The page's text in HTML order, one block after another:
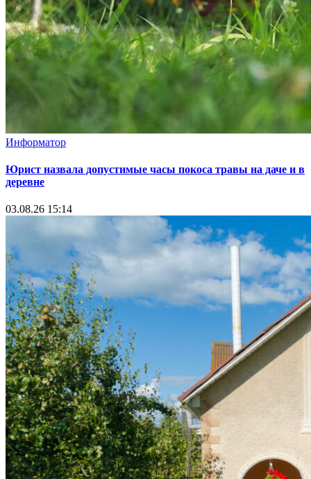
Информатор
Юрист назвала допустимые часы покоса травы на даче и в
деревне
03.08.26 15:14